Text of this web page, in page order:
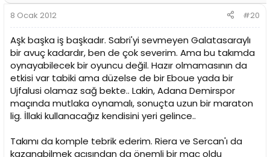
8 Ocak 2012 #20
Aşk başka iş başkadır. Sabri'yi sevmeyen Galatasaraylı
bir avuç kadardır, ben de çok severim. Ama bu takımda
oynayabilecek bir oyuncu değil. Hazır olmamasının da
etkisi var tabiki ama düzelse de bir Eboue yada bir
Ujfalusi olamaz sağ bekte.. Lakin, Adana Demirspor
maçında mutlaka oynamalı, sonuçta uzun bir maraton
lig. İllaki kullanacağız kendisini yeri gelince..
Takımı da komple tebrik ederim. Riera ve Sercan'ı da
kazanabilmek açısından da önemli bir maç oldu